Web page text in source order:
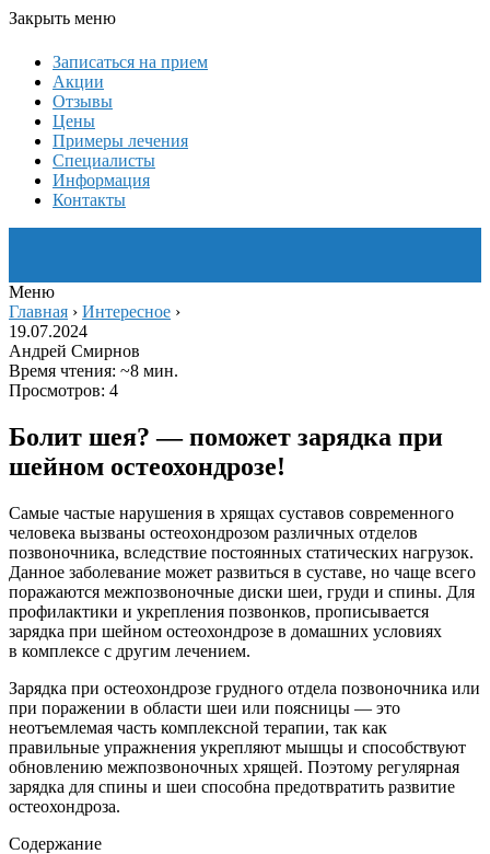
Закрыть меню
Записаться на прием
Акции
Отзывы
Цены
Примеры лечения
Специалисты
Информация
Контакты
Меню
Главная › Интересное ›
19.07.2024
Андрей Смирнов
Время чтения: ~8 мин.
Просмотров: 4
Болит шея? — поможет зарядка при
шейном остеохондрозе!
Самые частые нарушения в хрящах суставов современного
человека вызваны остеохондрозом различных отделов
позвоночника, вследствие постоянных статических нагрузок.
Данное заболевание может развиться в суставе, но чаще всего
поражаются межпозвоночные диски шеи, груди и спины. Для
профилактики и укрепления позвонков, прописывается
зарядка при шейном остеохондрозе в домашних условиях
в комплексе с другим лечением.
Зарядка при остеохондрозе грудного отдела позвоночника или
при поражении в области шеи или поясницы — это
неотъемлемая часть комплексной терапии, так как
правильные упражнения укрепляют мышцы и способствуют
обновлению межпозвоночных хрящей. Поэтому регулярная
зарядка для спины и шеи способна предотвратить развитие
остеохондроза.
Содержание